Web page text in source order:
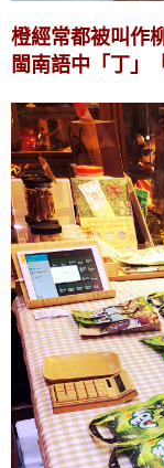
橙經常都被叫作
閩南語中「丁」